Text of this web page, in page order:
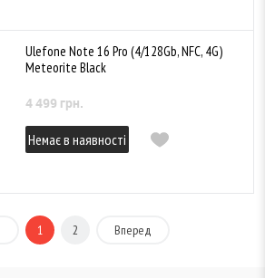
Ulefone Note 16 Pro (4/128Gb, NFC, 4G)
Meteorite Black
4 499 грн.
Немає в наявності
1 2 Вперед